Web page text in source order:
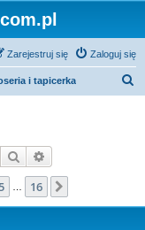
Zaloguj się
Zarejestruj się
i tapicerka
Szukaj
16